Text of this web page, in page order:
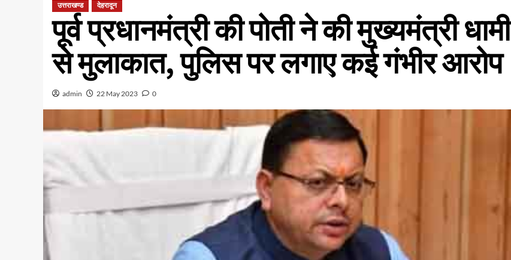
उत्तराखण्ड देहरादून
पूर्व प्रधानमंत्री की पोती ने की मुख्यमंत्री धामी
से मुलाकात, पुलिस पर लगाए कई गंभीर आरोप
admin 22 May 2023 0